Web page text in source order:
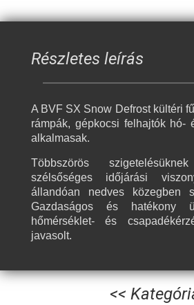
Részletes leírás
A BVF SX Snow Defrost kültéri
rámpák, gépkocsi felhajtók hó-
alkalmasak.
Többszörös
szélsőséges időjárási
állandóan nedves közegben
Gazdaságos és hatékony
hőmérséklet- és
javasolt.
<<